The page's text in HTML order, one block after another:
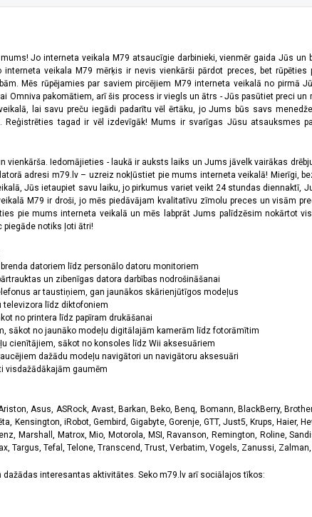
Jo interneta veikala M79 atsaucīgie darbinieki, vienmēr gaida Jūs
veikala M79 mērķis ir nevis vienkārši pārdot preces, bet
Mēs rūpējamies par saviem pircējiem M79 interneta veikalā no pirmā
Omniva pakomātiem, arī šis process ir viegls un ātrs - Jūs pasūtiet preci
lai savu preču iegādi padarītu vēl ērtāku, jo Jums būs savs
tagad ir vēl izdevīgāk! Mums ir svarīgas Jūsu atsauksmes
vienkārša. Iedomājieties - laukā ir auksts laiks un Jums jāvelk vairākas
adresi m79.lv – uzreiz nokļūstiet pie mums interneta veikalā! Mierīgi,
Jūs ietaupiet savu laiku, jo pirkumus variet veikt 24 stundas
M79 ir droši, jo mēs piedāvājam kvalitatīvu zīmolu preces un visām
pie mums interneta veikalā un mēs labprāt Jums palīdzēsim nokārtot
piegāde notiks ļoti ātri!
datoriem līdz personālo datoru monitoriem
un zibenīgas datora darbības nodrošināšanai
ar taustiņiem, gan jaunākos skārienjūtīgos modeļus
televizora līdz diktofoniem
no printera līdz papīram drukāšanai
sākot no jaunāko modeļu digitālajām kamerām līdz fotorāmītim
cienītājiem, sākot no konsoles līdz Wii aksesuāriem
dažādu modeļu navigātori un navigātoru aksesuāri
visdažādākajām gaumēm
Asus, ASRock, Avast, Barkan, Beko, Benq, Bomann, BlackBerry,
Kensington, iRobot, Gembird, Gigabyte, Gorenje, GTT, Just5, Krups, Haier,
Marshall, Matrox, Mio, Motorola, MSI, Ravanson, Remington, Roline,
Targus, Tefal, Telone, Transcend, Trust, Verbatim, Vogels, Zanussi,
interesantas aktivitātes. Seko m79.lv arī sociālajos tīkos: